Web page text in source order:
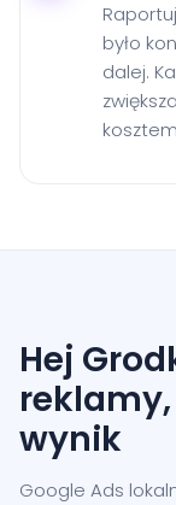
było
dalej.
Hej
wynik
Google Ads